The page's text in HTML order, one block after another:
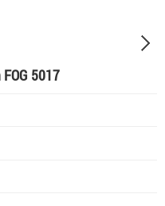
5017